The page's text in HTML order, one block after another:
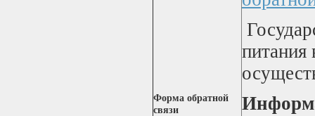
Форма обратной
связи
питания